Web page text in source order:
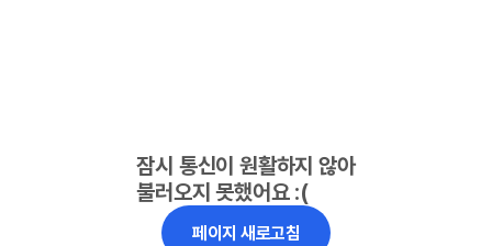
잠시 통신이 원활하지 않아
불러오지 못했어요 :(
페이지 새로고침